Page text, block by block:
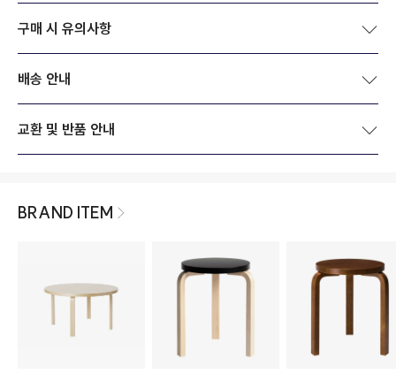
구매 시 유의사항
배송 안내
교환 및 반품 안내
BRAND ITEM